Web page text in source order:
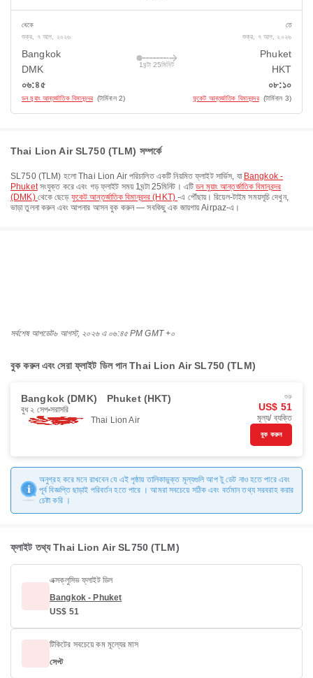
থেকে
শুক্র, ৭ আগ, ২০২৬
Bangkok
DMK
০৬:৪৫
ডন মুয়াং আন্তর্জাতিক বিমানবন্দর (টার্মিনাল 2)
1ঘন্টা 25মিনিট
তে
শুক্র, ৭ আগ, ২০২৬
Phuket
HKT
০৮:১০
ফুকেট আন্তর্জাতিক বিমানবন্দর (টার্মিনাল 3)
Thai Lion Air SL750 (TLM) সম্পর্কে
SL750(TLM) হলোThai Lion Airপরিচালিত একটি নিয়মিত ফ্লাইট সার্ভিস, যা Bangkok -
Phuketসংযুক্ত করে এবং গড় ফ্লাইট সময় 1ঘন্টা 25মিনিট । এটিডন মুয়াং আন্তর্জাতিক বিমানবন্দর
(DMK) থেকে ছেড়ে ফুকেট আন্তর্জাতিক বিমানবন্দর (HKT)-এ পৌঁছায়। রিয়েল-টাইম সময়সূচি দেখুন,
ভাড়া তুলনা করুন এবং আপনার আসন বুক করুন — সবকিছু এক জায়গায় Airpaz-এ।
সর্বশেষ আপডেট৬ আগস্ট, ২০২৬ এ ০৬:৪৫ PM GMT +০
বুক করুন এবং সেরা ফ্লাইট ডিল পান Thai Lion Air SL750 (TLM)
Bangkok (DMK) Phuket (HKT)
বুধ ২ সেপ সরাসরি
Thai Lion Air
শুরু
US$ 51
মূল্য/ ব্যক্তি
বুক করুন
অনুগ্রহ করে মনে রাখবেন যে এই পৃষ্ঠায় তালিকাভুক্ত মূল্যগুলি আপ টু ডেট নাও হতে পারে এবং
পূর্ব বিজ্ঞপ্তি ছাড়াই পরিবর্তন হতে পারে । আমরা সবচেয়ে সঠিক এবং বর্তমান তথ্য সরবরাহ করার
চেষ্টা করি ।
ফ্লাইট তথ্য Thai Lion Air SL750 (TLM)
এক্সক্লুসিভ ফ্লাইট ডিল
Bangkok - Phuket
US$ 51
টিকিটের সবচেয়ে কম মূল্যের মাস
সেপ্ট